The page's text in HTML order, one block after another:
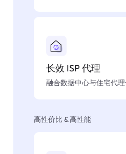
长效 ISP 代理
融合数据中心与住宅代理
高性价比 & 高性能